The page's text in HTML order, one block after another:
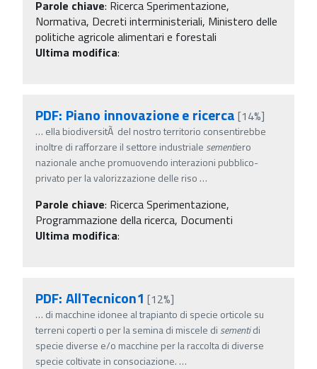
Parole chiave: Ricerca Sperimentazione,
Normativa, Decreti interministeriali, Ministero delle
politiche agricole alimentari e forestali
Ultima modifica:
PDF: Piano innovazione e ricerca [14%]
… ella biodiversitÃ del nostro territorio consentirebbe
inoltre di rafforzare il settore industriale sementiero
nazionale anche promuovendo interazioni pubblico-
privato per la valorizzazione delle riso …
Parole chiave: Ricerca Sperimentazione,
Programmazione della ricerca, Documenti
Ultima modifica:
PDF: AllTecnicon1 [12%]
… di macchine idonee al trapianto di specie orticole su
terreni coperti o per la semina di miscele di sementidi
specie diverse e/o macchine per la raccolta di diverse
specie coltivate in consociazione. …